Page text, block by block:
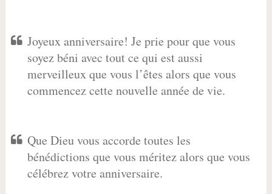
Joyeux anniversaire! Je prie pour que vous
soyez béni avec tout ce qui est aussi
merveilleux que vous l’êtes alors que vous
commencez cette nouvelle année de vie.
Que Dieu vous accorde toutes les
bénédictions que vous méritez alors que vous
célébrez votre anniversaire.